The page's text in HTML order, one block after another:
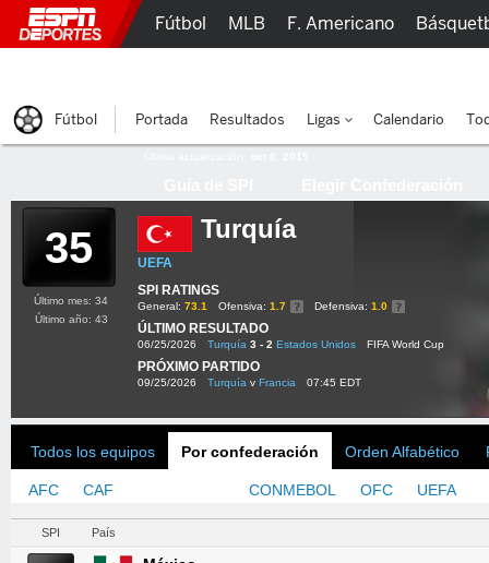
35 Turquía
UEFA
SPI RATINGS
General: 73.1 Ofensiva: 1.7 Defensiva: 1.0
ÚLTIMO RESULTADO
06/25/2026 Turquía 3 - 2 Estados Unidos FIFA World Cup
PRÓXIMO PARTIDO
09/25/2026 Turquía v Francia 07:45 EDT
Último mes: 34
Último año: 43
Todos los equipos Por confederación Orden Alfabético
AFC CAF CONMEBOL OFC UEFA
SPI País
Fútbol MLB F. Americano
Fútbol Portada Resultados Ligas Calendario